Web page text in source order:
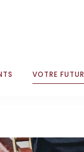
VOTRE FUTUR